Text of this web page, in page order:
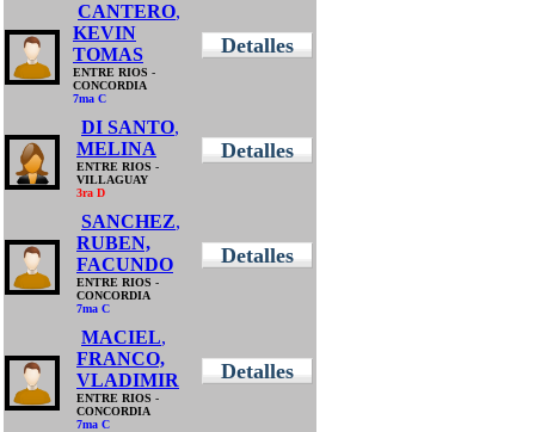
CANTERO,
KEVIN
TOMAS
ENTRE RIOS -
CONCORDIA
7ma C
Detalles
DI SANTO,
MELINA
ENTRE RIOS -
VILLAGUAY
3ra D
Detalles
SANCHEZ,
RUBEN,
FACUNDO
ENTRE RIOS -
CONCORDIA
7ma C
Detalles
MACIEL,
FRANCO,
VLADIMIR
ENTRE RIOS -
CONCORDIA
7ma C
Detalles